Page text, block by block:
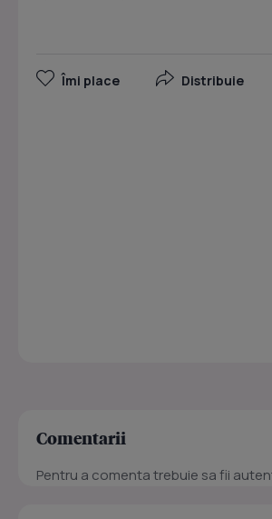
Îmi place Distribuie
Comentarii
Pentru a comenta trebuie sa fii